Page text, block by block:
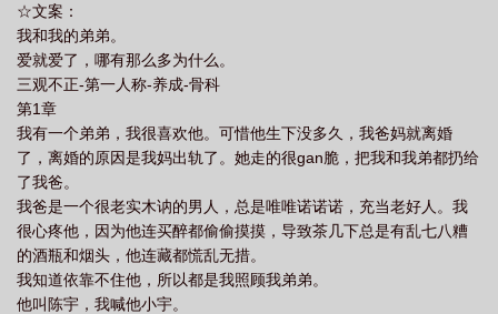
☆文案：
我和我的弟弟。
爱就爱了，哪有那么多为什么。
三观不正-第一人称-养成-骨科
第1章
我有一个弟弟，我很喜欢他。可惜他生下没多久，我爸妈就离婚
了，离婚的原因是我妈出轨了。她走的很gan脆，把我和我弟都扔给
了我爸。
我爸是一个很老实木讷的男人，总是唯唯诺诺诺，充当老好人。我
很心疼他，因为他连买醉都偷偷摸摸，导致茶几下总是有乱七八糟
的酒瓶和烟头，他连藏都慌乱无措。
我知道依靠不住他，所以都是我照顾我弟弟。
他叫陈宇，我喊他小宇。